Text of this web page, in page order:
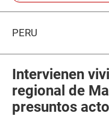
PERÚ
Intervienen
regional de
presuntos